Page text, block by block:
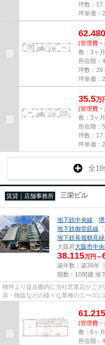
坪数：
坪単価： 2
(管理費
敷：3ヶ
所在階：
坪数：
坪単価：
35.5万
(管理費
敷：3ヶ
所在階：
坪数：
坪単価： 2
全
賃貸｜店舗事務所 三栄ビル
地下鉄中央線 「
地下鉄御堂筋線 「
地下鉄長堀鶴見
大阪府大阪市中
38.115万円～
築年数：築38年
階数：10階建 地
物件より徒歩圏内に当社営業店がご
容・物販などの様々な業種のニーズに
尚、弊社ではおとり広告は一切...
61.215
(管理費
敷：6ヶ
所在階：